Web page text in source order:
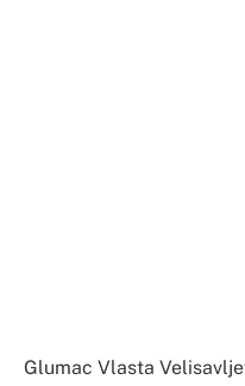
Glumac Vlasta